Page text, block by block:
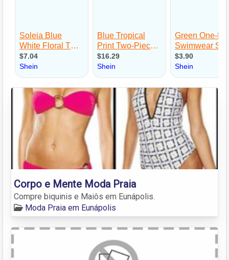
Corpo e Mente Moda Praia
Compre biquinis e Maiôs em Eunápolis.
Moda Praia em Eunápolis